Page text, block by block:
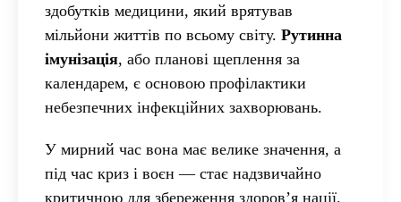
здобутків медицини, який врятував
мільйони життів по всьому світу. Рутинна
імунізація, або планові щеплення за
календарем, є основою профілактики
небезпечних інфекційних захворювань.
У мирний час вона має велике значення, а
під час криз і воєн — стає надзвичайно
критичною для збереження здоров’я нації.